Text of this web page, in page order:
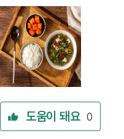
도움이 돼요 0